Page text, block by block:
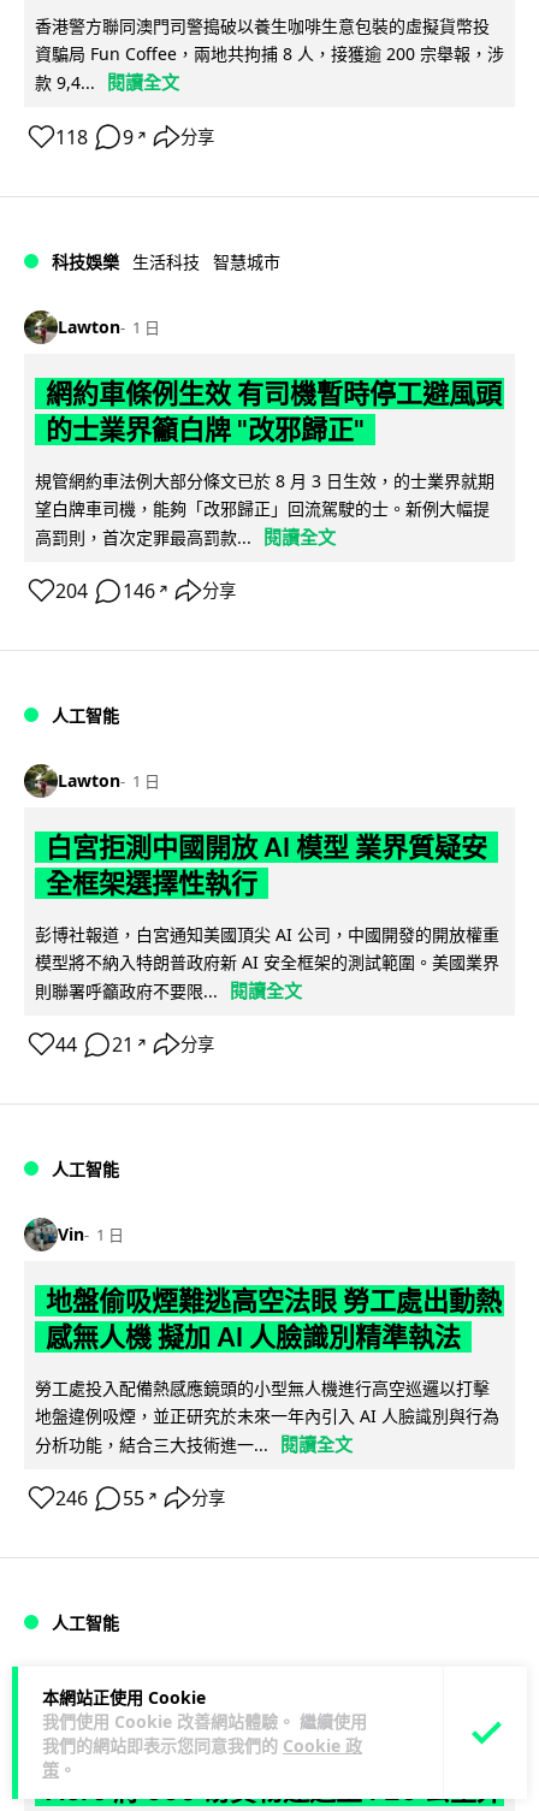
本網站正使用 Cookie
我們使用 Cookie 改善網站體驗。 繼續使用
我們的網站即表示您同意我們的 Cookie 政
策 。
香港警方聯同澳門司警搗破以養生咖啡生意包裝的虛擬貨幣投
資騙局 Fun Coffee，兩地共拘捕 8 人，接獲逾 200 宗舉報，涉
款 9,4...
閱讀全文
118 9 ↗ 分享
科技娛樂 生活科技 智慧城市
Lawton 1 日
網約車條例生效 有司機暫時停工避風頭
的士業界籲白牌 "改邪歸正"
規管網約車法例大部分條文已於 8 月 3 日生效，的士業界就期
望白牌車司機，能夠「改邪歸正」回流駕駛的士。新例大幅提
高罰則，首次定罪最高罰款...
閱讀全文
204 146 ↗ 分享
人工智能
Lawton 1 日
白宮拒測中國開放 AI 模型 業界質疑安
全框架選擇性執行
彭博社報道，白宮通知美國頂尖 AI 公司，中國開發的開放權重
模型將不納入特朗普政府新 AI 安全框架的測試範圍。美國業界
則聯署呼籲政府不要限...
閱讀全文
44 21 ↗ 分享
人工智能
Vin 1 日
地盤偷吸煙難逃高空法眼 勞工處出動熱
感無人機 擬加 AI 人臉識別精準執法
勞工處投入配備熱感應鏡頭的小型無人機進行高空巡邏以打擊
地盤違例吸煙，並正研究於未來一年內引入 AI 人臉識別與行為
分析功能，結合三大技術進一...
閱讀全文
246 55 ↗ 分享
人工智能
Lawton 1 日
貨運火箭 沖繩飛台灣僅需 15 分鐘 Hop